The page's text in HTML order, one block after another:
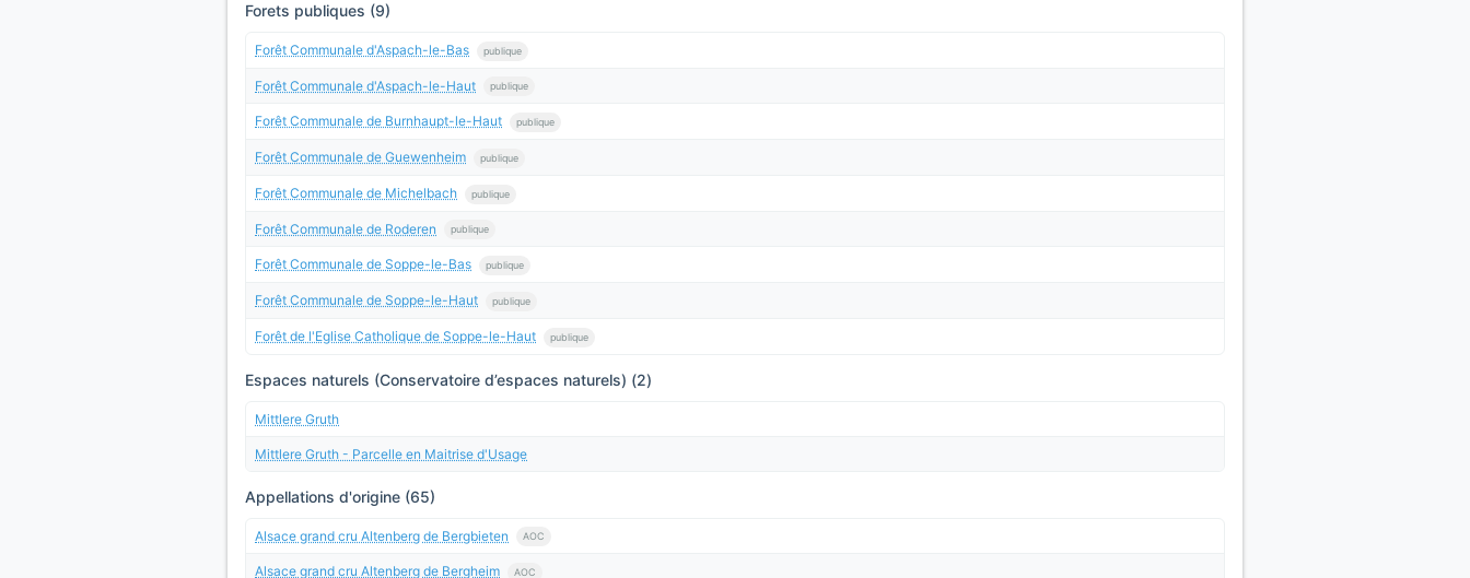
Forets publiques (9)
Forêt Communale d'Aspach-le-Bas publique
Forêt Communale d'Aspach-le-Haut publique
Forêt Communale de Burnhaupt-le-Haut publique
Forêt Communale de Guewenheim publique
Forêt Communale de Michelbach publique
Forêt Communale de Roderen publique
Forêt Communale de Soppe-le-Bas publique
Forêt Communale de Soppe-le-Haut publique
Forêt de l'Eglise Catholique de Soppe-le-Haut publique
Espaces naturels (Conservatoire d’espaces naturels) (2)
Mittlere Gruth
Mittlere Gruth - Parcelle en Maitrise d'Usage
Appellations d'origine (65)
Alsace grand cru Altenberg de Bergbieten AOC
Alsace grand cru Altenberg de Bergheim AOC